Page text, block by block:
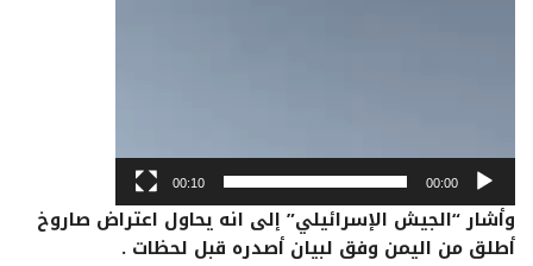
00:00
00:10
وأشار “الجيش الإسرائيلي” إلى انه يحاول اعتراض صاروخ
أطلق من اليمن وفق لبيان أصدره قبل لحظات .